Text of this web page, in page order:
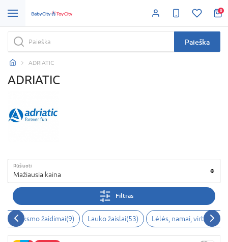
0
Paieška
ADRIATIC
ADRIATIC
Rūšiuoti
Mažiausia kaina
Filtras
ir veiksmo žaidimai(9) Lauko žaislai(53) Lėlės, namai,